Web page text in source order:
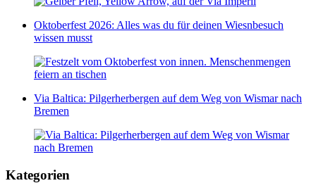
Oktoberfest 2026: Alles was du für deinen Wiesnbesuch
wissen musst
Via Baltica: Pilgerherbergen auf dem Weg von Wismar nach
Bremen
Kategorien